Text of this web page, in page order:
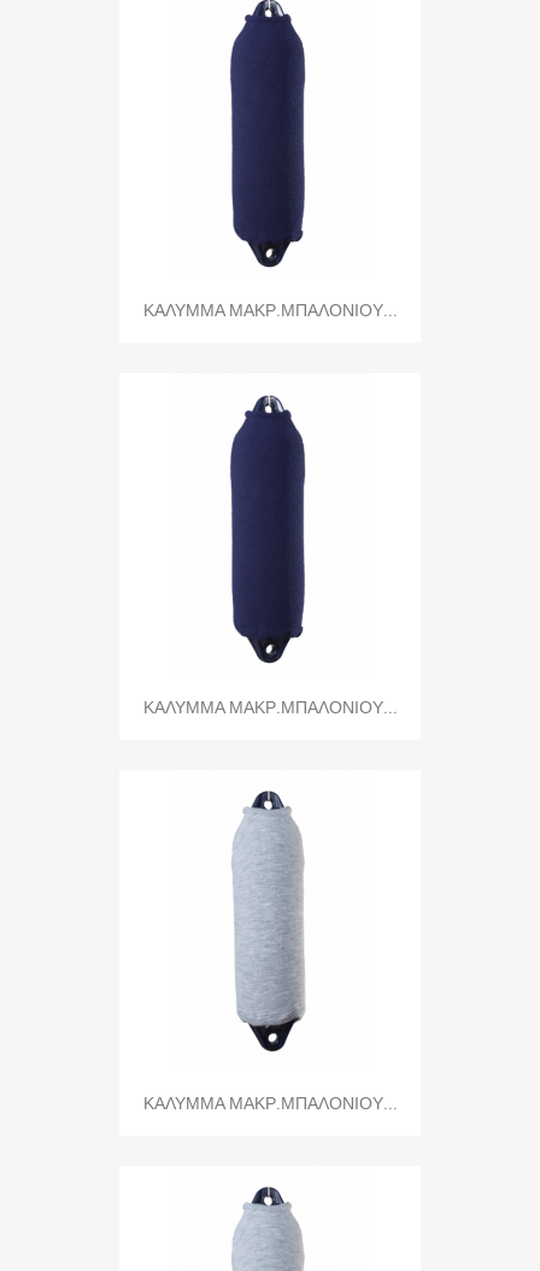
ΚΑΛΥΜΜΑ ΜΑΚΡ.ΜΠΑΛΟΝΙΟΥ...
ΚΑΛΥΜΜΑ ΜΑΚΡ.ΜΠΑΛΟΝΙΟΥ...
ΚΑΛΥΜΜΑ ΜΑΚΡ.ΜΠΑΛΟΝΙΟΥ...